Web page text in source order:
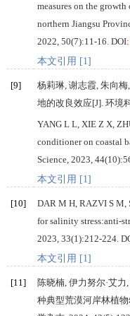
measures on the growth
northern Jiangsu
2022, 50(7):11-16. DOI:
本文引用 [1]
[9]
杨莉琳, 谢志霞, 朱向
地的改良效应[J]. 环境
YANG L L, XIE Z X,
conditioner on coastal
Science, 2023, 44
本文引用 [1]
[10] DAR M H, RAZVI S M,
for salinity stress:anti-
2023, 33(1):212-224.
本文引用 [1]
[11]
陈晓楠, 伊力努尔·艾
种典型荒漠河岸林植